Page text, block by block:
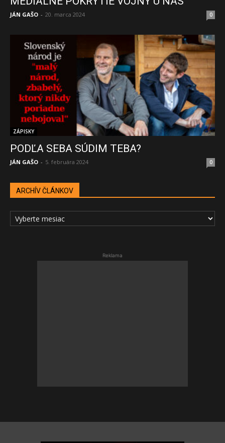
JÁN GAŠO - 20. marca 2024 0
ZÁPISKY
PODĽA SEBA SÚDIM TEBA?
JÁN GAŠO - 5. februára 2024 0
ARCHÍV ČLÁNKOV
ARCHÍV
ČLÁNKOV
Reklama